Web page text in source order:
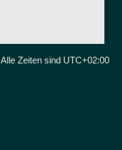
Alle Zeiten sind UTC+02:00